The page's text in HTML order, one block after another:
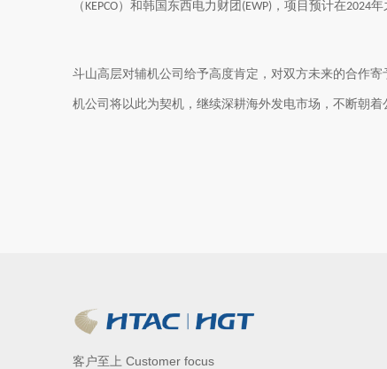
（ KEPCO）和韩国东西电力财团 (EWP) ，项目预计在2024年
斗山高层对辅机公司给予高度肯定，对双方未来的合作
机公司将以此为契机，继续深耕海外发电市场，不断朝着
客户至上 Customer focus